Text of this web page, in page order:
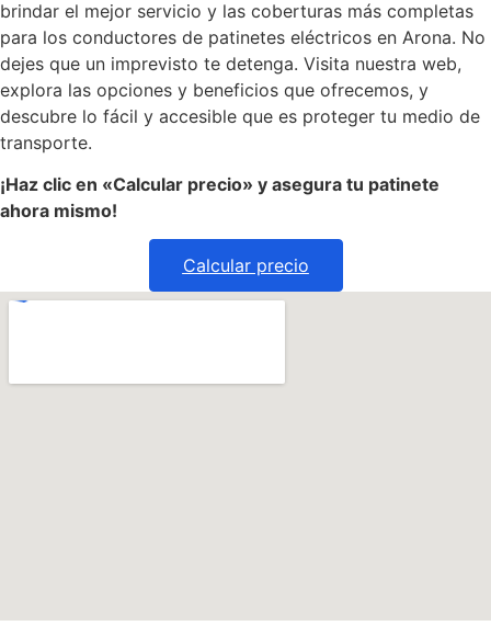
brindar el mejor servicio y las coberturas más completas
para los conductores de patinetes eléctricos en Arona. No
dejes que un imprevisto te detenga. Visita nuestra web,
explora las opciones y beneficios que ofrecemos, y
descubre lo fácil y accesible que es proteger tu medio de
transporte.
¡Haz clic en «Calcular precio» y asegura tu patinete
ahora mismo!
Calcular precio